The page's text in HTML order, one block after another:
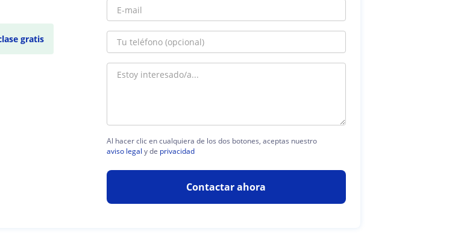
gratis
Al hacer clic en cualquiera de los dos botones, aceptas nuestro
aviso legal y de privacidad
Contactar ahora